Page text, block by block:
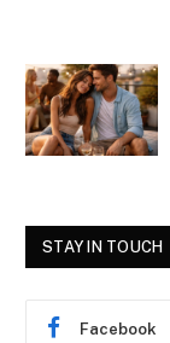
STAY IN TOUCH
Facebook